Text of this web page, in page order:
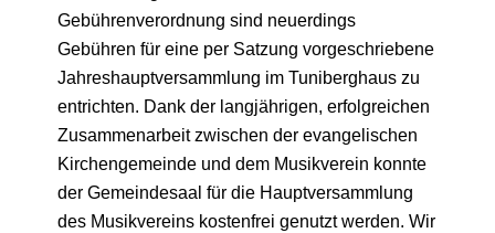
Gebührenverordnung sind neuerdings
Gebühren für eine per Satzung vorgeschriebene
Jahreshauptversammlung im Tuniberghaus zu
entrichten. Dank der langjährigen, erfolgreichen
Zusammenarbeit zwischen der evangelischen
Kirchengemeinde und dem Musikverein konnte
der Gemeindesaal für die Hauptversammlung
des Musikvereins kostenfrei genutzt werden. Wir